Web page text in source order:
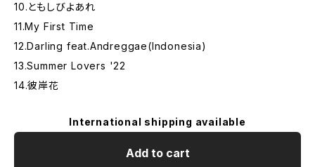
10.ともしびよあれ
11.My First Time
12.Darling feat.Andreggae(Indonesia)
13.Summer Lovers '22
14.彼岸花
International shipping available
Add to cart